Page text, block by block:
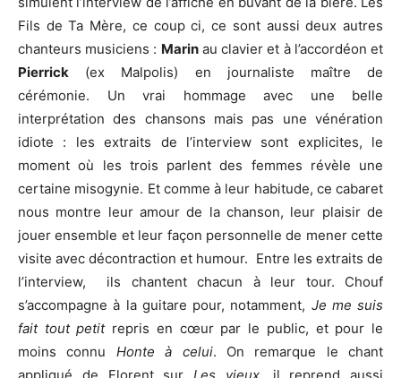
Fils de Ta Mère, ce coup ci, ce sont aussi deux autres
chanteurs musiciens : Marinau clavier et à l’accordéon et
Pierrick (ex Malpolis) en journaliste maître de
cérémonie. Un vrai hommage avec une belle
interprétation des chansons mais pas une vénération
idiote : les extraits de l’interview sont explicites, le
moment où les trois parlent des femmes révèle une
certaine misogynie. Et comme à leur habitude, ce cabaret
nous montre leur amour de la chanson, leur plaisir de
jouer ensemble et leur façon personnelle de mener cette
visite avec décontraction et humour. Entre les extraits de
l’interview, ils chantent chacun à leur tour. Chouf
s’accompagne à la guitare pour, notamment, Je me suis
fait tout petitrepris en cœur par le public, et pour le
moins connu Honte à celui. On remarque le chant